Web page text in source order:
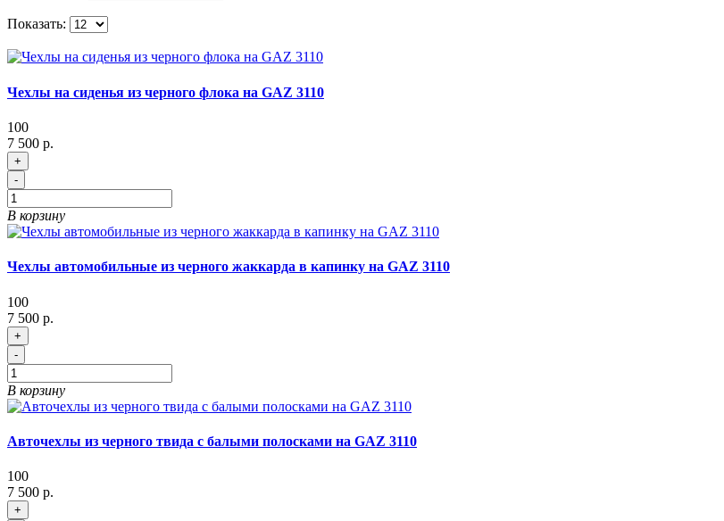
Показать:
Чехлы на сиденья из черного флока на GAZ 3110
100
7 500 р.
+
-
В корзину
Чехлы автомобильные из черного жаккарда в капинку на GAZ 3110
100
7 500 р.
+
-
В корзину
Авточехлы из черного твида с балыми полосками на GAZ 3110
100
7 500 р.
+